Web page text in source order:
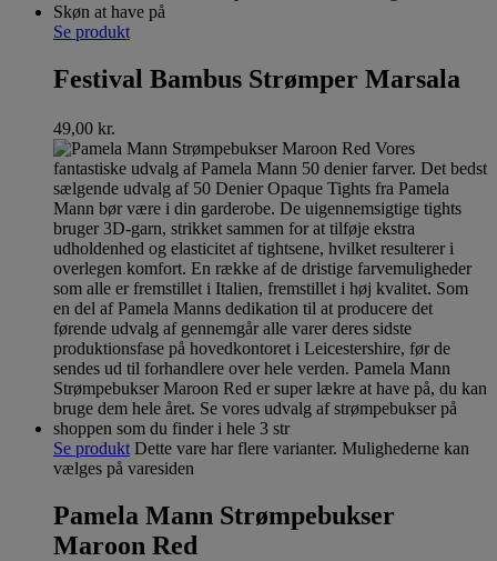
Se produkt
Festival Bambus Strømper Marsala
49,00 kr.
Se produkt Dette vare har flere varianter. Mulighederne kan
vælges på varesiden
Pamela Mann Strømpebukser
Maroon Red